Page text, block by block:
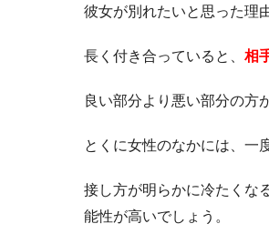
彼女が別れたいと思った理
長く付き合っていると、 相
良い部分より悪い部分の方
とくに女性のなかには、一
接し方が明らかに冷たくな
能性が高いでしょう。